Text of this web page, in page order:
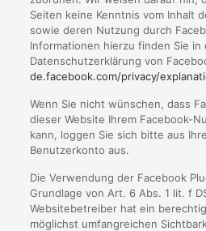
Seiten keine Kenntnis vom Inhalt
sowie deren Nutzung durch
Informationen hierzu finden Sie in
Datenschutzerklärung von
de.facebook.com/privacy/
Wenn Sie nicht wünschen, dass
dieser Website Ihrem Facebook-
kann, loggen Sie sich bitte aus
Benutzerkonto aus.
Die Verwendung der Facebook
Grundlage von Art. 6 Abs. 1 lit. f
Websitebetreiber hat ein
möglichst umfangreichen